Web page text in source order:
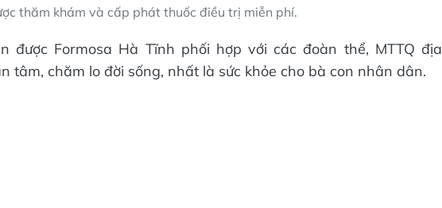
thăm khám và cấp phát thuốc điều trị miễn phí.
được Formosa Hà Tĩnh phối hợp với các đoàn thể, MTTQ địa
tâm, chăm lo đời sống, nhất là sức khỏe cho bà con nhân dân.